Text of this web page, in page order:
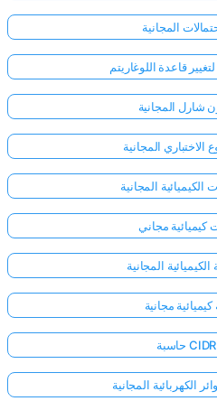
المجانية
قاعدة اللوغاريتم
شارل المجانية
المجانية
الكيميائية المجانية
كيميائية مجاني
المجانية
مجانية
الكهربائية المجانية